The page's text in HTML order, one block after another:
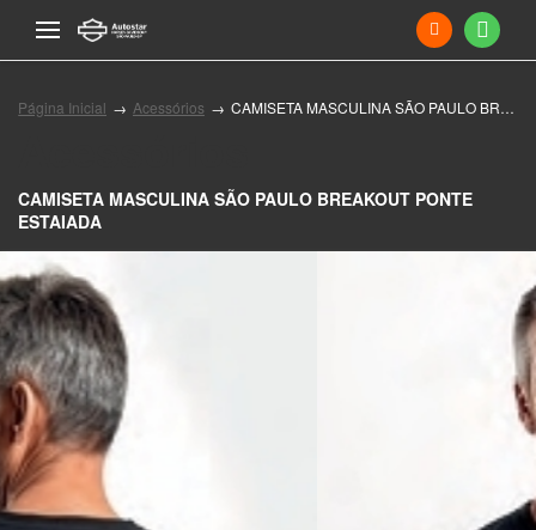
Página Inicial Acessórios CAMISETA MASCULINA SÃO PAULO BREAKOUT PONTE ESTAIADA
CAMISETA MASCULINA SÃO PAULO BREAKOUT PONTE
ESTAIADA